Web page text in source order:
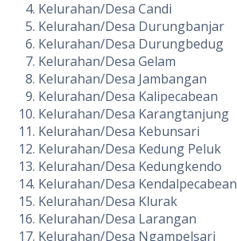
Kelurahan/Desa Candi
Kelurahan/Desa Durungbanjar
Kelurahan/Desa Durungbedug
Kelurahan/Desa Gelam
Kelurahan/Desa Jambangan
Kelurahan/Desa Kalipecabean
Kelurahan/Desa Karangtanjung
Kelurahan/Desa Kebunsari
Kelurahan/Desa Kedung Peluk
Kelurahan/Desa Kedungkendo
Kelurahan/Desa Kendalpecabean
Kelurahan/Desa Klurak
Kelurahan/Desa Larangan
Kelurahan/Desa Ngampelsari